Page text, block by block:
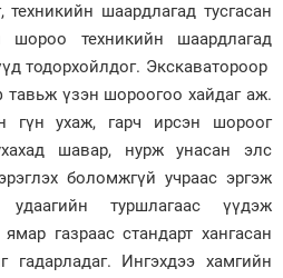
шаардлагад тусгасан
шороо техникийн шаардлагад
тодорхойлдог. Экскаватороор
тавьж үзэн шороогоо хайдаг аж.
гүн ухаж, гарч ирсэн шороог
шавар, нурж унасан элс
боломжгүй учраас эргэж
туршлагаас үүдэж
газраас стандарт хангасан
гадарладаг. Ингэхдээ хамгийн